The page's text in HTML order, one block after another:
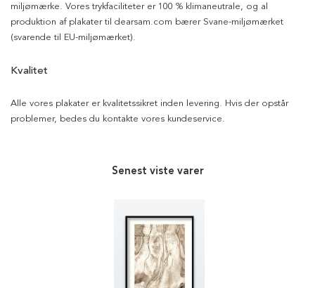
miljømærke. Vores trykfaciliteter er 100 % klimaneutrale, og al
produktion af plakater til dearsam.com bærer Svane-miljømærket
(svarende til EU-miljømærket).
Kvalitet
Alle vores plakater er kvalitetssikret inden levering. Hvis der opstår
problemer, bedes du kontakte vores kundeservice.
Senest viste varer